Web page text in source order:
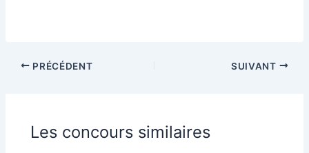
PRÉCÉDENT SUIVANT
Les concours similaires